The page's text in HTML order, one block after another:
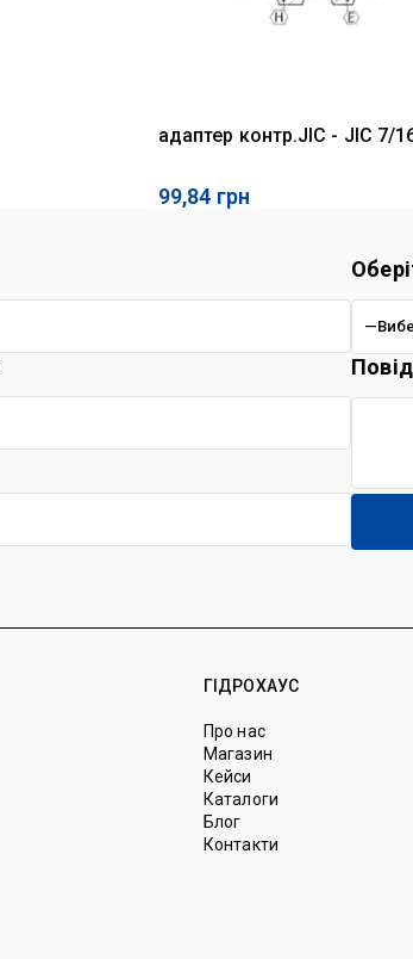
адаптер контр.JIC - JIC 7/
99,84 грн
ГІДРОХАУС
Про нас
Магазин
Кейси
Каталоги
Блог
Контакти